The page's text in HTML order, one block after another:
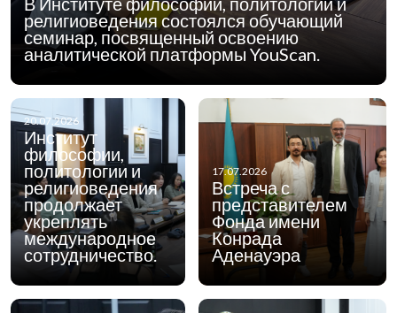
религиоведения состоялся обучающий
семинар, посвященный освоению
аналитической платформы YouScan.
20.07.2026
Институт
философии,
политологии и
религиоведения
продолжает
укреплять
международное
сотрудничество.
17.07.2026
Встреча с
представителем
Фонда имени
Конрада
Аденауэра